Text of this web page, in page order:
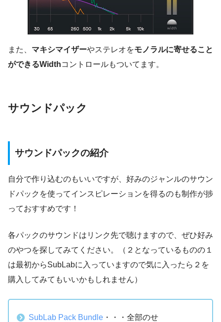
また、 マキシマイザーやステレオをモノラルに寄せること
ができるWidthコントロールもついてます。
サウンドパック
サウンドパックの紹介
自分で作り込むのもいいですが、好みのジャンルのサウン
ドパックを使ってインスピレーションを得るのも制作が捗
っておすすめです！
各パックのサウンドはリンク先で聴けますので、ぜひ好み
のやつを探してみてください。（２となっているものの１
は最初からSubLabに入っていますので気に入ったら２を
購入してみてもいいかもしれません）
SubLab Pack Bundle ・・・全部のせ